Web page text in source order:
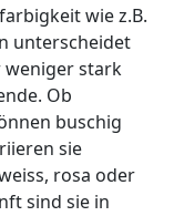
wie z.B.
unterscheidet
weniger stark
Ob
buschig
sie
rosa oder
sind sie in